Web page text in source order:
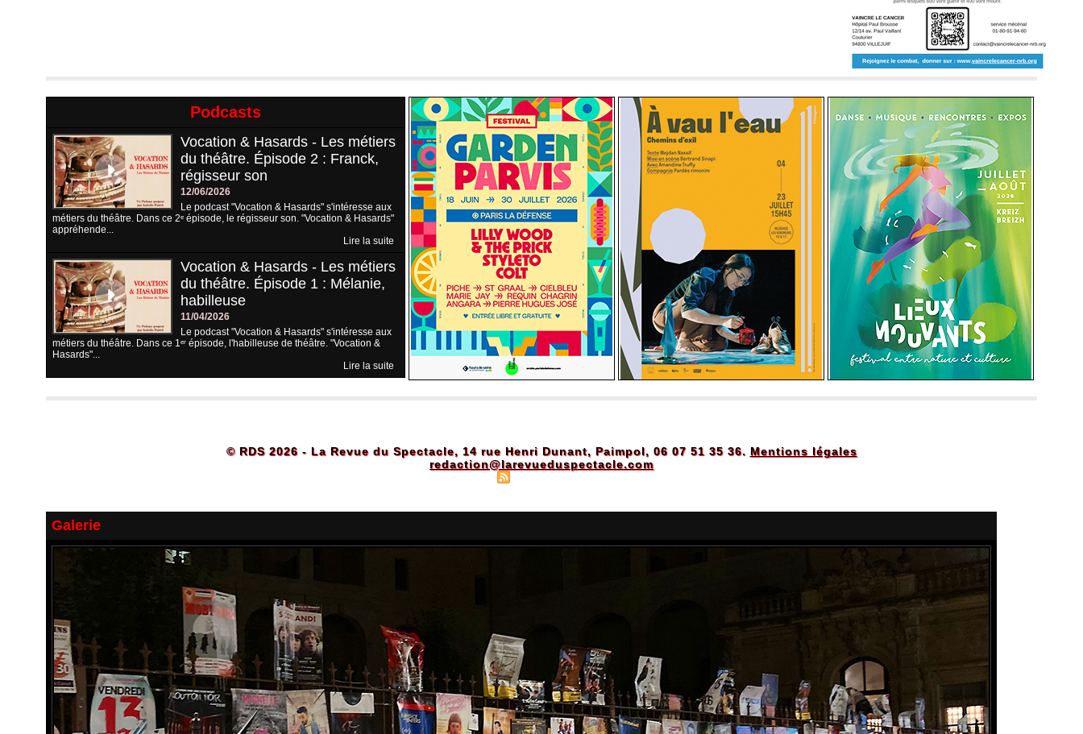
Podcasts
Vocation & Hasards - Les métiers
du théâtre. Épisode 2 : Franck,
régisseur son
12/06/2026
Le podcast "Vocation & Hasards" s'intéresse aux
métiers du théâtre. Dans ce 2ᵉ épisode, le régisseur son. "Vocation & Hasards"
appréhende...
Lire la suite
Vocation & Hasards - Les métiers
du théâtre. Épisode 1 : Mélanie,
habilleuse
11/04/2026
Le podcast "Vocation & Hasards" s'intéresse aux
métiers du théâtre. Dans ce 1ᵉʳ épisode, l'habilleuse de théâtre. "Vocation &
Hasards"...
Lire la suite
© RDS 2026 - La Revue du Spectacle, 14 rue Henri Dunant, Paimpol, 06 07 51 35 36. Mentions légales
redaction@larevueduspectacle.com
Galerie